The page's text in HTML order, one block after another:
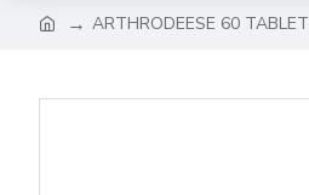
ARTHRODEESE 60 TABLET